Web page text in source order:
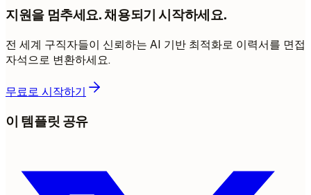
지원을 멈추세요. 채용되기 시작하세요.
전 세계 구직자들이 신뢰하는 AI 기반 최적화로 이력서를 면접
자석으로 변환하세요.
무료로 시작하기
이 템플릿 공유